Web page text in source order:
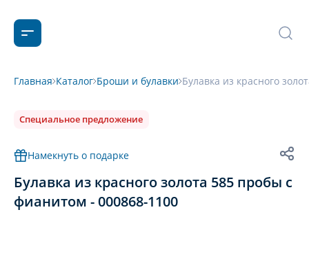
Главная Каталог Броши и булавки Булавка из красного
Специальное предложение
Намекнуть о подарке
Булавка из красного золота 585 пробы с
фианитом - 000868-1100